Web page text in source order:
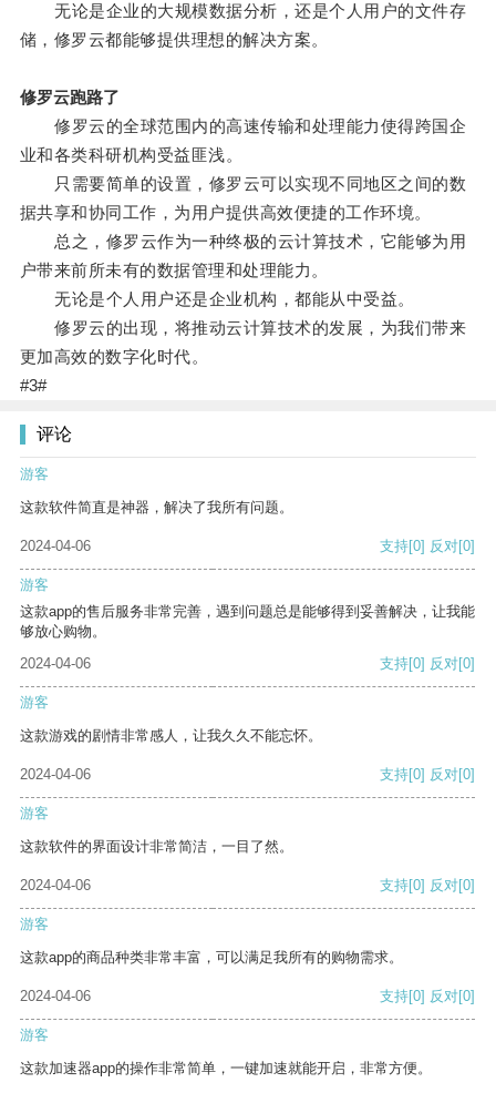
无论是企业的大规模数据分析，还是个人用户的文件存
储，修罗云都能够提供理想的解决方案。
修罗云跑路了
修罗云的全球范围内的高速传输和处理能力使得跨国企
业和各类科研机构受益匪浅。
只需要简单的设置，修罗云可以实现不同地区之间的数
据共享和协同工作，为用户提供高效便捷的工作环境。
总之，修罗云作为一种终极的云计算技术，它能够为用
户带来前所未有的数据管理和处理能力。
无论是个人用户还是企业机构，都能从中受益。
修罗云的出现，将推动云计算技术的发展，为我们带来
更加高效的数字化时代。
#3#
评论
游客
这款软件简直是神器，解决了我所有问题。
2024-04-06 支持[0] 反对[0]
游客
这款app的售后服务非常完善，遇到问题总是能够得到妥善解决，让我能
够放心购物。
2024-04-06
支持[0] 反对[0]
游客
这款游戏的剧情非常感人，让我久久不能忘怀。
2024-04-06 支持[0] 反对[0]
游客
这款软件的界面设计非常简洁，一目了然。
2024-04-06 支持[0] 反对[0]
游客
这款app的商品种类非常丰富，可以满足我所有的购物需求。
2024-04-06 支持[0] 反对[0]
游客
这款加速器app的操作非常简单，一键加速就能开启，非常方便。